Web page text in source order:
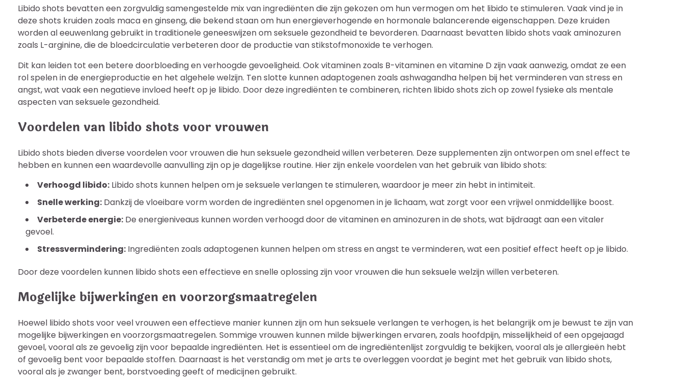
Libido shots bevatten een zorgvuldig samengestelde mix van ingrediënten die zijn gekozen om hun vermogen om het libido te stimuleren. Vaak vind je in
deze shots kruiden zoals maca en ginseng, die bekend staan om hun energieverhogende en hormonale balancerende eigenschappen. Deze kruiden
worden al eeuwenlang gebruikt in traditionele geneeswijzen om seksuele gezondheid te bevorderen. Daarnaast bevatten libido shots vaak aminozuren
zoals L-arginine, die de bloedcirculatie verbeteren door de productie van stikstofmonoxide te verhogen.
Dit kan leiden tot een betere doorbloeding en verhoogde gevoeligheid. Ook vitaminen zoals B-vitaminen en vitamine D zijn vaak aanwezig, omdat ze een
rol spelen in de energieproductie en het algehele welzijn. Ten slotte kunnen adaptogenen zoals ashwagandha helpen bij het verminderen van stress en
angst, wat vaak een negatieve invloed heeft op je libido. Door deze ingrediënten te combineren, richten libido shots zich op zowel fysieke als mentale
aspecten van seksuele gezondheid.
Voordelen van libido shots voor vrouwen
Libido shots bieden diverse voordelen voor vrouwen die hun seksuele gezondheid willen verbeteren. Deze supplementen zijn ontworpen om snel effect te
hebben en kunnen een waardevolle aanvulling zijn op je dagelijkse routine. Hier zijn enkele voordelen van het gebruik van libido shots:
Verhoogd libido: Libido shots kunnen helpen om je seksuele verlangen te stimuleren, waardoor je meer zin hebt in intimiteit.
Snelle werking: Dankzij de vloeibare vorm worden de ingrediënten snel opgenomen in je lichaam, wat zorgt voor een vrijwel onmiddellijke boost.
Verbeterde energie: De energieniveaus kunnen worden verhoogd door de vitaminen en aminozuren in de shots, wat bijdraagt aan een vitaler
gevoel.
Stressvermindering: Ingrediënten zoals adaptogenen kunnen helpen om stress en angst te verminderen, wat een positief effect heeft op je libido.
Door deze voordelen kunnen libido shots een effectieve en snelle oplossing zijn voor vrouwen die hun seksuele welzijn willen verbeteren.
Mogelijke bijwerkingen en voorzorgsmaatregelen
Hoewel libido shots voor veel vrouwen een effectieve manier kunnen zijn om hun seksuele verlangen te verhogen, is het belangrijk om je bewust te zijn van
mogelijke bijwerkingen en voorzorgsmaatregelen. Sommige vrouwen kunnen milde bijwerkingen ervaren, zoals hoofdpijn, misselijkheid of een opgejaagd
gevoel, vooral als ze gevoelig zijn voor bepaalde ingrediënten. Het is essentieel om de ingrediëntenlijst zorgvuldig te bekijken, vooral als je allergieën hebt
of gevoelig bent voor bepaalde stoffen. Daarnaast is het verstandig om met je arts te overleggen voordat je begint met het gebruik van libido shots,
vooral als je zwanger bent, borstvoeding geeft of medicijnen gebruikt.